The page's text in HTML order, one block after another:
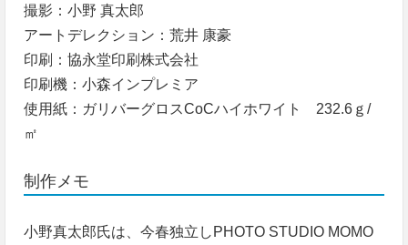
撮影：小野 真太郎
アートデレクション：荒井 康豪
印刷：協永堂印刷株式会社
印刷機：小森インプレミア
使用紙：ガリバーグロスCoCハイホワイト 232.6ｇ/
㎡
制作メモ
小野真太郎氏は、今春独立しPHOTO STUDIO MOMO